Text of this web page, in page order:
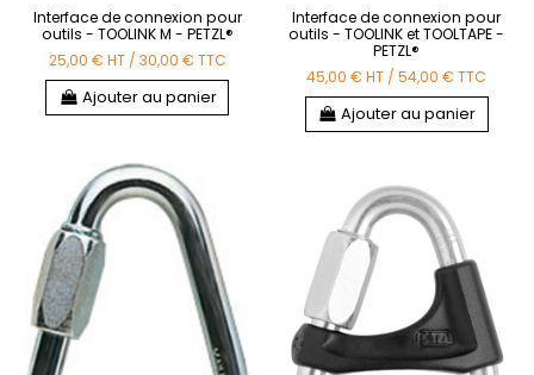
Interface de connexion pour
outils - TOOLINK M - PETZL®
25,00 €HT / 30,00 €TTC
Ajouter au panier
Interface de connexion pour
outils - TOOLINK et TOOLTAPE -
PETZL®
45,00 €HT /54,00 €TTC
Ajouter au panier